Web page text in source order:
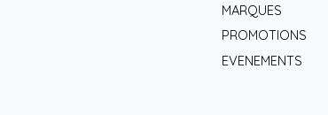
MARQUES
PROMOTIONS
EVENEMENTS